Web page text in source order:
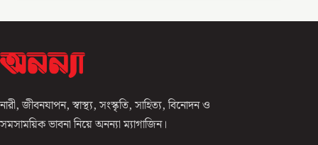
নারী, জীবনযাপন, স্বাস্থ্য, সংস্কৃতি, সাহিত্য, বিনোদন ও
সমসাময়িক ভাবনা নিয়ে অনন্যা ম্যাগাজিন।